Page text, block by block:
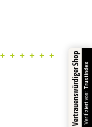
Vertrauenswürdiger ShopVerifiziert von:
Trustindex